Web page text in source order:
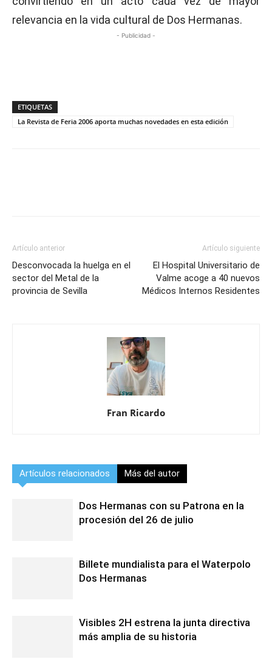
relevancia en la vida cultural de Dos Hermanas.
- Publicidad -
ETIQUETAS
La Revista de Feria 2006 aporta muchas novedades en esta edición
Artículo anterior
Desconvocada la huelga en el
sector del Metal de la
provincia de Sevilla
Artículo siguiente
El Hospital Universitario de
Valme acoge a 40 nuevos
Médicos Internos Residentes
Fran Ricardo
Artículos relacionados Más del autor
Dos Hermanas con su Patrona en la
procesión del 26 de julio
Billete mundialista para el Waterpolo
Dos Hermanas
Visibles 2H estrena la junta directiva
más amplia de su historia